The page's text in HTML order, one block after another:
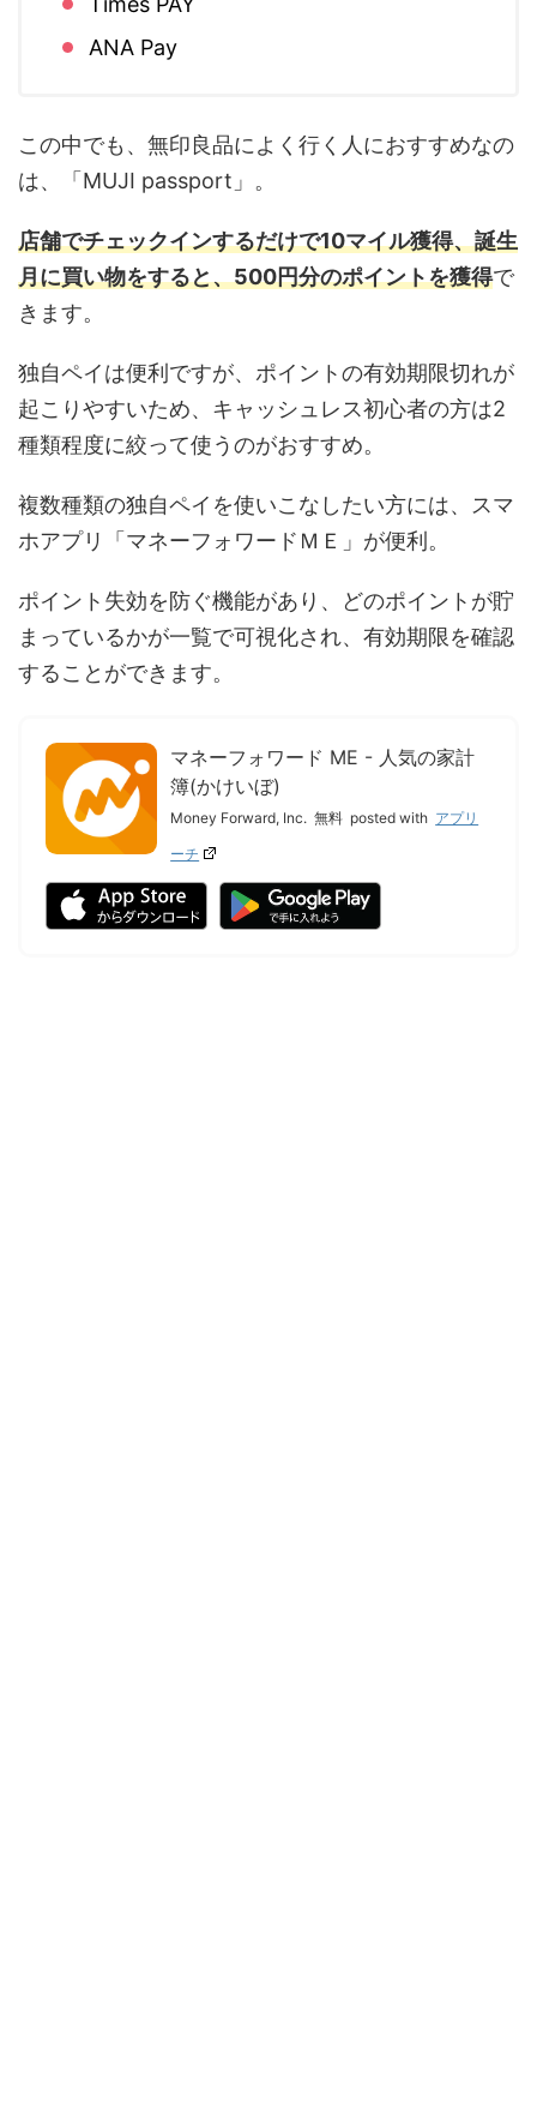
ANA Pay
この中でも、無印良品によく行く人におすすめなの
は、「MUJI passport」。
店舗でチェックインするだけで10マイル獲得、誕生
月に買い物をすると、500円分のポイントを獲得で
きます。
独自ペイは便利ですが、ポイントの有効期限切れが
起こりやすいため、キャッシュレス初心者の方は2
種類程度に絞って使うのがおすすめ。
複数種類の独自ペイを使いこなしたい方には、スマ
ホアプリ「マネーフォワードＭＥ」が便利。
ポイント失効を防ぐ機能があり、どのポイントが貯
まっているかが一覧で可視化され、有効期限を確認
することができます。
マネーフォワード ME - 人気の家計
簿(かけいぼ)
Money Forward, Inc. 無料 posted with アプリ
ーチ